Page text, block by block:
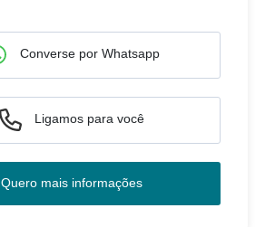
Converse por Whatsapp
Ligamos para você
Quero mais informações